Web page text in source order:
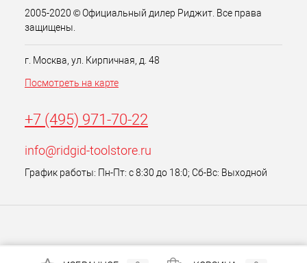
2005-2020 © Официальный дилер Риджит. Все права
защищены.
г. Москва, ул. Кирпичная, д. 48
Посмотреть на карте
+7 (495) 971-70-22
info@ridgid-toolstore.ru
График работы: Пн-Пт: с 8:30 до 18:0; Сб-Вс: Выходной